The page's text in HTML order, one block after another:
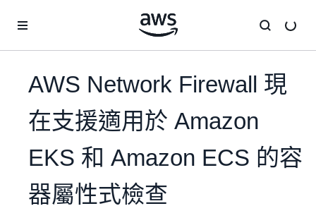
AWS Network Firewall 現
在支援適用於 Amazon
EKS 和 Amazon ECS 的容
器屬性式檢查